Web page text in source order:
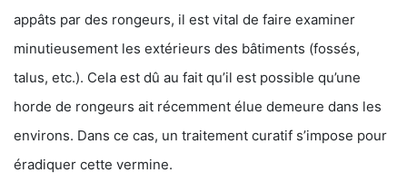
appâts par des rongeurs, il est vital de faire examiner
minutieusement les extérieurs des bâtiments (fossés,
talus, etc.). Cela est dû au fait qu’il est possible qu’une
horde de rongeurs ait récemment élue demeure dans les
environs. Dans ce cas, un traitement curatif s’impose pour
éradiquer cette vermine.